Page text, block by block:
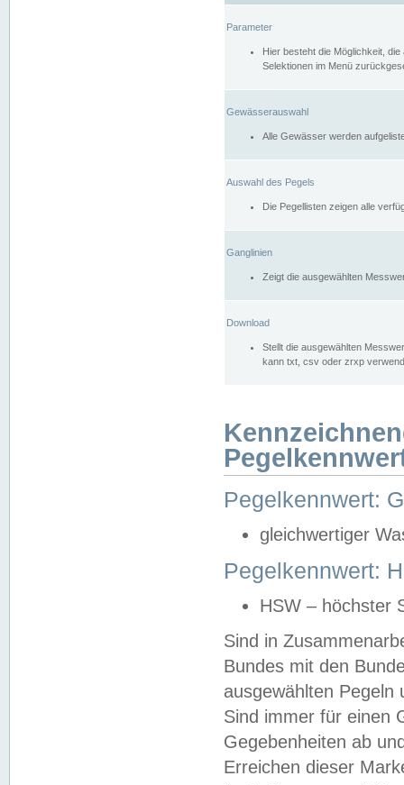
Parameter
Hier besteht die Möglichkeit,
Selektionen im Menü
Gewässerauswahl
Alle Gewässer werden
Auswahl des Pegels
Die Pegellisten zeigen alle
Ganglinien
Zeigt die ausgewählten
Download
Stellt die ausgewählten
kann txt, csv oder zrxp
Pegelkennwert:
gleichwertiger
Pegelkennwert:
HSW – höchster
Sind in
Bundes mit den
ausgewählten
Sind immer für einen
Gegebenheiten ab
Erreichen dieser